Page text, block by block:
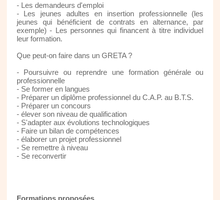
- Les demandeurs d'emploi
- Les jeunes adultes en insertion professionnelle (les
jeunes qui bénéficient de contrats en alternance, par
exemple) - Les personnes qui financent à titre individuel
leur formation.
Que peut-on faire dans un GRETA ?
- Poursuivre ou reprendre une formation générale ou
professionnelle
- Se former en langues
- Préparer un diplôme professionnel du C.A.P. au B.T.S.
- Préparer un concours
- élever son niveau de qualification
- S'adapter aux évolutions technologiques
- Faire un bilan de compétences
- élaborer un projet professionnel
- Se remettre à niveau
- Se reconvertir
Formations proposées